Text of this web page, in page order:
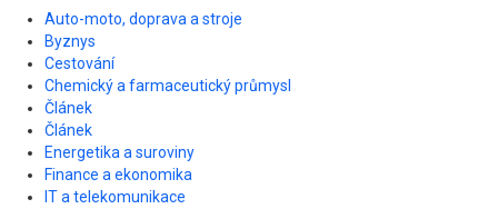
Auto-moto, doprava a stroje
Byznys
Cestování
Chemický a farmaceutický průmysl
Článek
Článek
Energetika a suroviny
Finance a ekonomika
IT a telekomunikace